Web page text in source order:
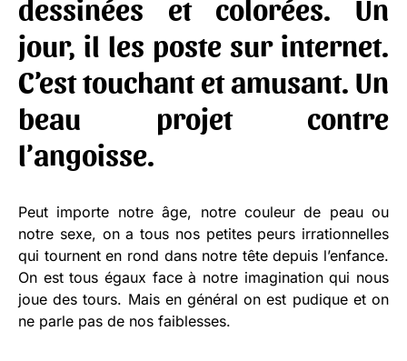
dessinées et colorées. Un
jour, il les poste sur internet.
C’est touchant et amusant. Un
beau projet contre
l’angoisse.
Peut importe notre âge, notre couleur de peau ou
notre sexe, on a tous nos petites peurs irrationnelles
qui tournent en rond dans notre tête depuis l’enfance.
On est tous égaux face à notre imagination qui nous
joue des tours. Mais en général on est pudique et on
ne parle pas de nos faiblesses.